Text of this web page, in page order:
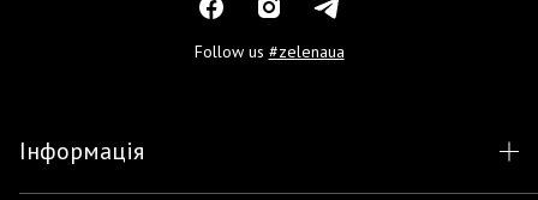
Follow us #zelenaua
Інформація